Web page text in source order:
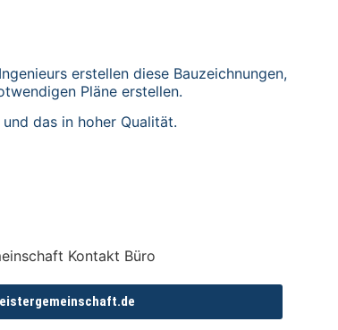
erstellen diese Bauzeichnungen,
Pläne erstellen.
das in hoher Qualität.